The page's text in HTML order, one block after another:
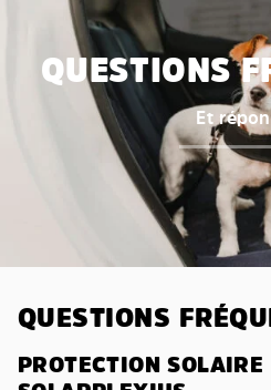
QUESTIONS
Et
QUESTIONS
PROTECTION